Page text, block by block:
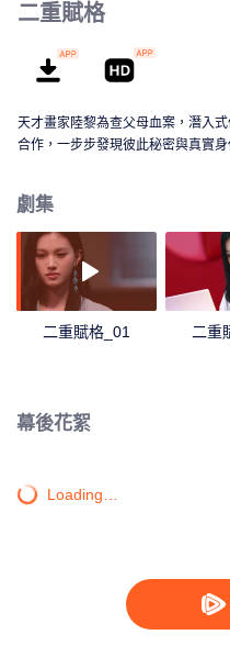
二重賦格
天才畫家陸黎為查父母血案，潛入
合作，一步步發現彼此秘密與真實
劇集
二重賦格_01 二重
幕後花絮
Loading…